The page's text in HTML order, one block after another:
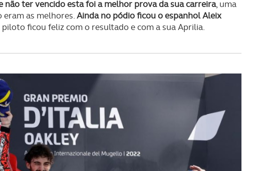
cookies do site.
não ter vencido esta foi a melhor prova da sua carreira, uma
eram as melhores.Ainda no pódio ficou o espanhol Aleix
ficou feliz com o resultado e com a sua Aprilia.